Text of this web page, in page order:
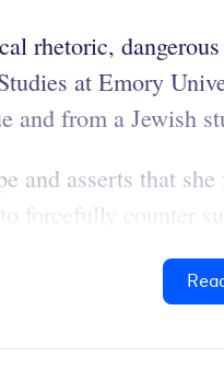
rhetoric,
at Emory
and from a Jewish
asserts that
forcefully counter